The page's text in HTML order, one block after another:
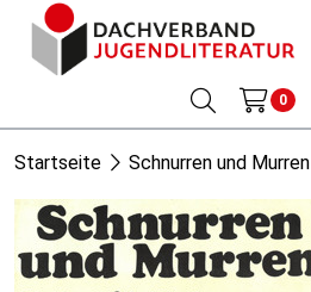
0
Startseite Schnurren und Murren